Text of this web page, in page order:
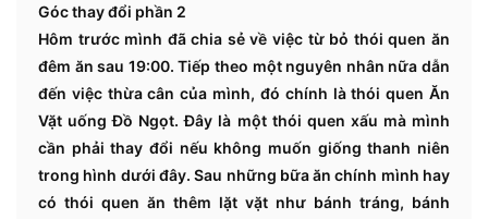
Góc thay đổi phần 2
Hôm trước mình đã chia sẻ về việc từ bỏ thói quen ăn
đêm ăn sau 19:00. Tiếp theo một nguyên nhân nữa dẫn
đến việc thừa cân của mình, đó chính là thói quen Ăn
Vặt uống Đồ Ngọt. Đây là một thói quen xấu mà mình
cần phải thay đổi nếu không muốn giống thanh niên
trong hình dưới đây. Sau những bữa ăn chính mình hay
có thói quen ăn thêm lặt vặt như bánh tráng, bánh